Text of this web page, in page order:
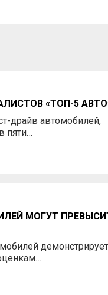
«ТОП-5
драйв автомобилей,
пяти…
МОГУТ
демонстрирует